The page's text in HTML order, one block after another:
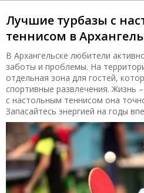
Лучшие турбазы с
теннисом в
В Архангельске любители
заботы и проблемы. На
отдельная зона для гостей,
спортивные развлечения. Жизнь
с настольным теннисом она
Запасайтесь энергией на годы